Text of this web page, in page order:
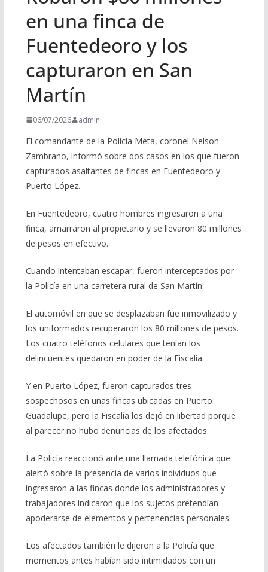
en una finca de
Fuentedeoro y los
capturaron en San
Martín
06/07/2026 admin
El comandante de la Policía Meta, coronel Nelson
Zambrano, informó sobre dos casos en los que fueron
capturados asaltantes de fincas en Fuentedeoro y
Puerto López.
En Fuentedeoro, cuatro hombres ingresaron a una
finca, amarraron al propietario y se llevaron 80 millones
de pesos en efectivo.
Cuando intentaban escapar, fueron interceptados por
la Policía en una carretera rural de San Martín.
El automóvil en que se desplazaban fue inmovilizado y
los uniformados recuperaron los 80 millones de pesos.
Los cuatro teléfonos celulares que tenían los
delincuentes quedaron en poder de la Fiscalía.
Y en Puerto López, fueron capturados tres
sospechosos en unas fincas ubicadas en Puerto
Guadalupe, pero la Fiscalía los dejó en libertad porque
al parecer no hubo denuncias de los afectados.
La Policía reaccionó ante una llamada telefónica que
alertó sobre la presencia de varios individuos que
ingresaron a las fincas donde los administradores y
trabajadores indicaron que los sujetos pretendían
apoderarse de elementos y pertenencias personales.
Los afectados también le dijeron a la Policía que
momentos antes habían sido intimidados con un